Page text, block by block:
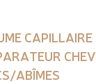
CAPILLAIRE
CHEV
ABÎMES